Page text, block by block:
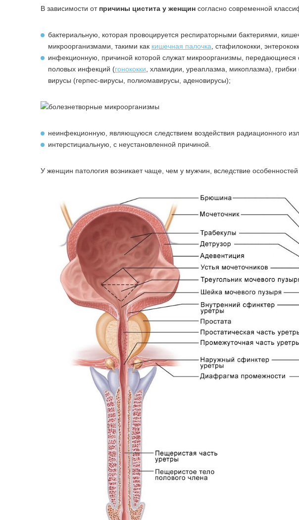
В зависимости от причины цистита у женщин согласно современной
бактериальную, которая провоцируется респираторными бактериями,
микроорганизмами, такими как кишечная палочка , стафилококки,
инфекционную, причиной которой служат микроорганизмы, передающиеся
половых инфекций (гонококки , хламидии, уреаплазма, микоплазма),
вирусы (герпес-вирусы, полиомавирусы, аденовирусы);
неинфекционную, являющуюся следствием воздействия радиационного
интерстициальную, с неустановленной причиной.
У женщин патология возникает чаще, чем у мужчин, вследствие особенностей